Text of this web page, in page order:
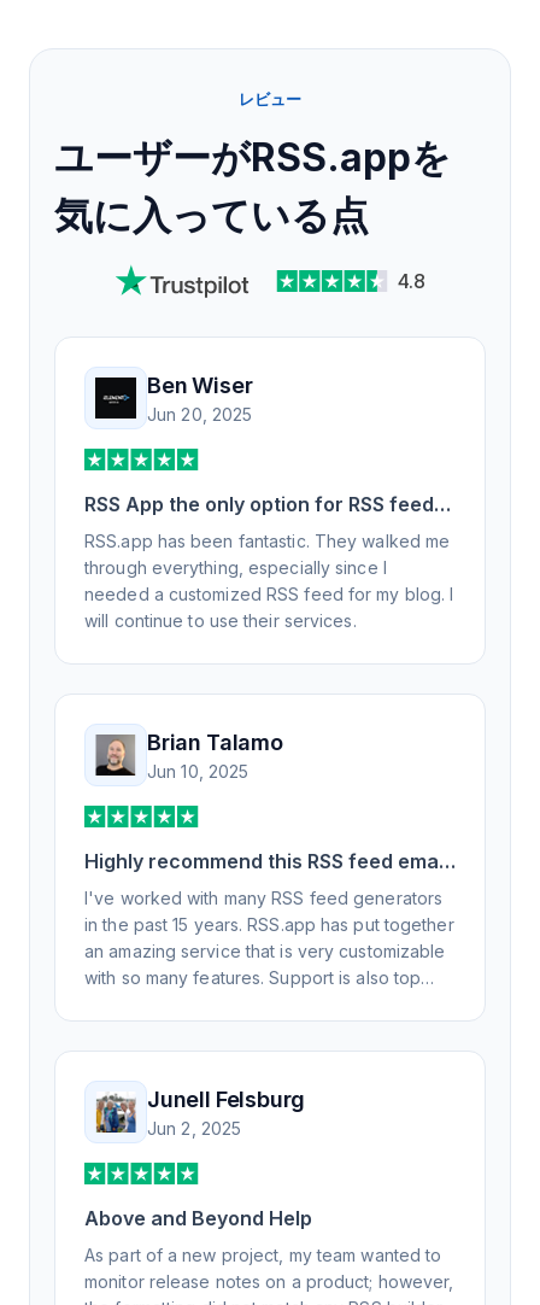
レビュー
ユーザーがRSS.appを
気に入っている点
4.8
Ben Wiser
Jun 20, 2025
RSS App the only option for RSS feed
generation
RSS.app has been fantastic. They walked me
through everything, especially since I
needed a customized RSS feed for my blog. I
will continue to use their services.
Brian Talamo
Jun 10, 2025
Highly recommend this RSS feed email
/ widget generator service.
I've worked with many RSS feed generators
in the past 15 years. RSS.app has put together
an amazing service that is very customizable
with so many features. Support is also top
professionally. Highly recommend for all your
RSS feed needs. Our trucking news hub
website couldn't work without it. Thank you.
Junell Felsburg
Jun 2, 2025
Above and Beyond Help
As part of a new project, my team wanted to
monitor release notes on a product; however,